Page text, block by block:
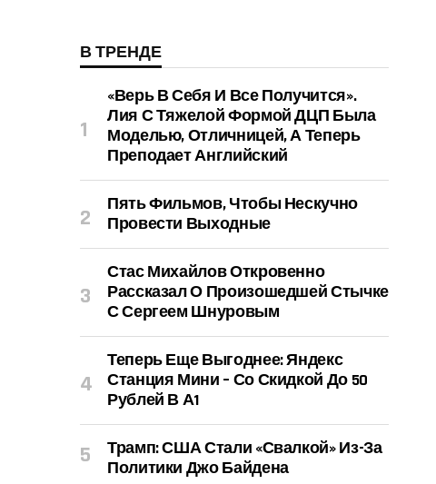
В ТРЕНДЕ
«Верь В Себя И Все Получится».
Лия С Тяжелой Формой ДЦП Была
Моделью, Отличницей, А Теперь
Преподает Английский
Пять Фильмов, Чтобы Нескучно
Провести Выходные
Стас Михайлов Откровенно
Рассказал О Произошедшей Стычке
С Сергеем Шнуровым
Теперь Еще Выгоднее: Яндекс
Станция Мини – Со Скидкой До 50
Рублей В А1
Трамп: США Стали «свалкой» Из-За
Политики Джо Байдена